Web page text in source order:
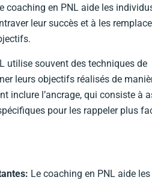
coaching en PNL aide les
leur succès et à les
utilise souvent des techniques de
leurs objectifs réalisés de
inclure l’ancrage, qui consiste à
pour les rappeler plus
Le coaching en PNL aide